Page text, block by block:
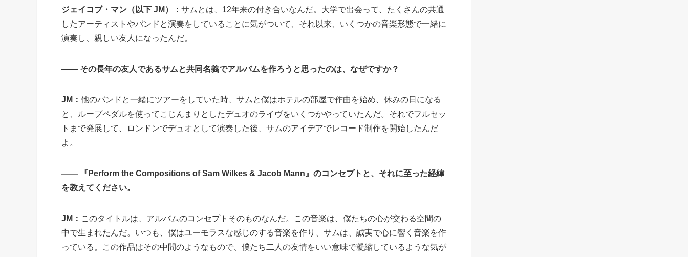
ジェイコブ・マン（以下 JM）： サムとは、12年来の付き合いなんだ。大学で出会って、たくさんの共通
したアーティストやバンドと演奏をしていることに気がついて、それ以来、いくつかの音楽形態で一緒に
演奏し、親しい友人になったんだ。
—— その長年の友人であるサムと共同名義でアルバムを作ろうと思ったのは、なぜですか？
JM： 他のバンドと一緒にツアーをしていた時、サムと僕はホテルの部屋で作曲を始め、休みの日になる
と、ループペダルを使ってこじんまりとしたデュオのライヴをいくつかやっていたんだ。それでフルセッ
トまで発展して、ロンドンでデュオとして演奏した後、サムのアイデアでレコード制作を開始したんだ
よ。
—— 『Perform the Compositions of Sam Wilkes & Jacob Mann』のコンセプトと、それに至った経緯
を教えてください。
JM： このタイトルは、アルバムのコンセプトそのものなんだ。この音楽は、僕たちの心が交わる空間の
中で生まれたんだ。いつも、僕はユーモラスな感じのする音楽を作り、サムは、誠実で心に響く音楽を作
っている。この作品はその中間のようなもので、僕たち二人の友情をいい意味で凝縮しているような気が